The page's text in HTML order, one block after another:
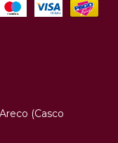
(Casco